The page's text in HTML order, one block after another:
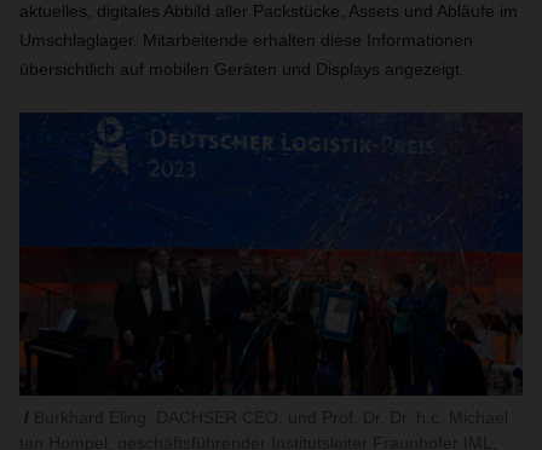
aktuelles, digitales Abbild aller Packstücke, Assets und Abläufe im
Umschlaglager. Mitarbeitende erhalten diese Informationen
übersichtlich auf mobilen Geräten und Displays angezeigt.